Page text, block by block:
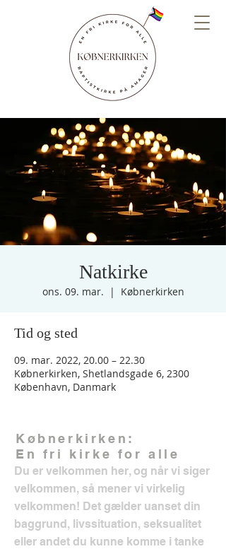
Natkirke
ons. 09. mar.
  |
Købnerkirken
Tid og sted
09. mar. 2022, 20.00 – 22.30
Købnerkirken, Shetlandsgade 6, 2300
København, Danmark
Købnerkirken:
En fri kirke for alle
Du er velkommen her, og når vi siger
velkommen, så mener vi virkelig
velkommen! Det gælder uanset din
baggrund, livssituation, seksualitet
eller andet du kunne komme i tanke